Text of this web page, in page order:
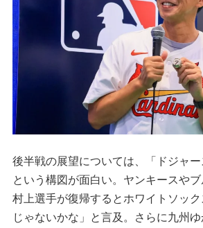
後半戦の展望については、「ドジャ
という構図が面白い。ヤンキースや
村上選手が復帰するとホワイトソッ
じゃないかな」と言及。さらに九州